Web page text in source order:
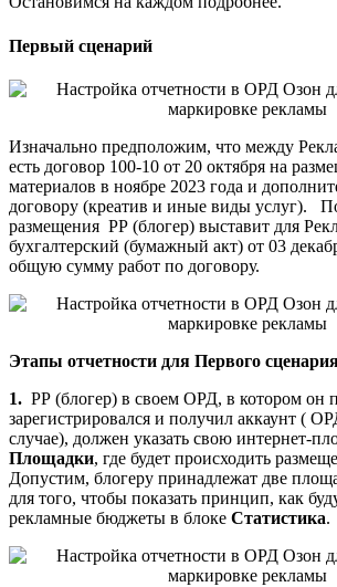
Первый сценарий
Изначально предположим, что между
есть договор 100-10 от 20 октября на
материалов в ноябре 2023 года и
договору (креатив и иные виды услуг).
размещения РР (блогер) выставит для
бухгалтерский (бумажный акт) от 03
общую сумму работ по договору.
Этапы отчетности для Первого
1. РР (блогер) в своем ОРД, в котором он
зарегистрировался и получил аккаунт (
случае), должен указать свою интернет-
Площадки, где будет происходить
Допустим, блогеру принадлежат две
для того, чтобы показать принцип, как
рекламные бюджеты в блоке Статистика.